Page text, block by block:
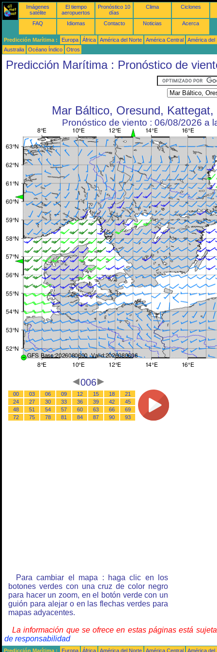
Imágenes
satélite
El tiempo
aeropuertos
Pronóstico 10
días
Clima Ciclones
FAQ Idiomas Contacto Noticias Acerca
Predicción Marítima : Europa África América del Norte América Central
América del
Australia
Océano Índico Otros
Predicción Marítima : Pronóstico de
Mar Báltico, Oresund, Kattegat,
Pronóstico de viento : 06/08/2026 a
006
00 03 06 09 12 15 18
21
24
27 30 33 36 39 42
45
48
51 54 57 60 63 66
69
72
75 78 81 84 87 90 93
Para cambiar el mapa : haga clic en los
botones verdes con una cruz de color negro
para hacer un zoom, en el botón verde con un
guión para alejar o en las flechas verdes para
mapas adyacentes.
La información que se ofrece en estas páginas está
de responsabilidad
Predicción Marítima : Europa África América del Norte América Central
América del